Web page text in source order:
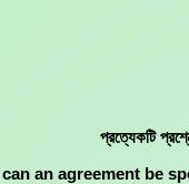
প্রত্যেকটি
cases can an agreement